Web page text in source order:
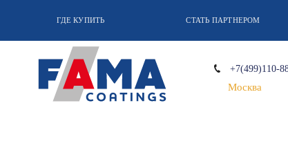
ГДЕ КУПИТЬ СТАТЬ ПАРТНЕРОМ
+7(499)110-
Москва